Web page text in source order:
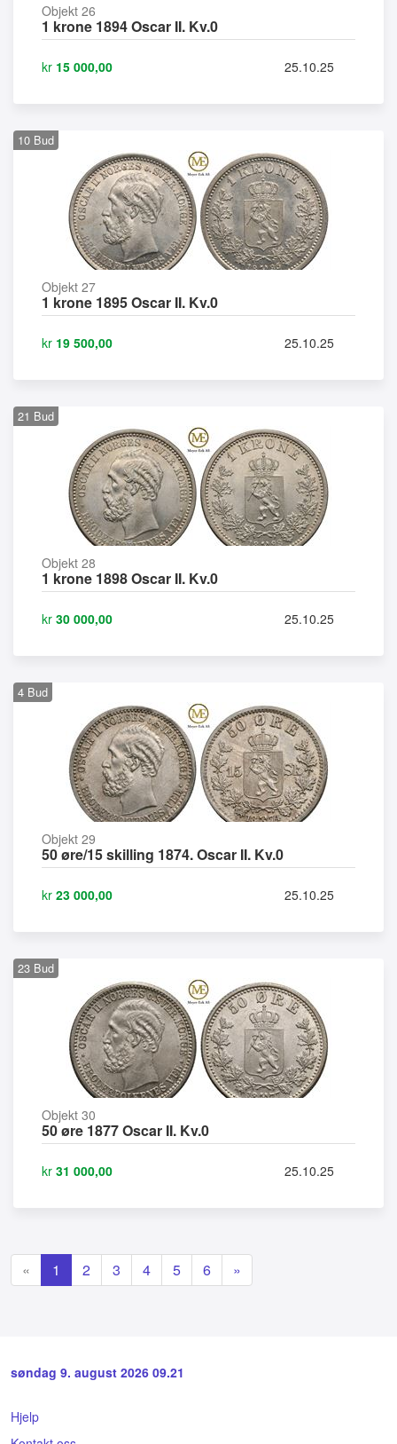
Objekt 26
1 krone 1894 Oscar II. Kv.0
kr 15 000,00 25.10.25
10 Bud
Objekt 27
1 krone 1895 Oscar II. Kv.0
kr 19 500,00 25.10.25
21 Bud
Objekt 28
1 krone 1898 Oscar II. Kv.0
kr 30 000,00 25.10.25
4 Bud
Objekt 29
50 øre/15 skilling 1874. Oscar II. Kv.0
kr 23 000,00 25.10.25
23 Bud
Objekt 30
50 øre 1877 Oscar II. Kv.0
kr 31 000,00 25.10.25
« 1 2 3 4 5 6 »
søndag 9. august 2026 09.21
Hjelp